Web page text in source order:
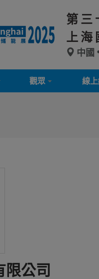
第三
上海
中國
觀眾 線
限公司